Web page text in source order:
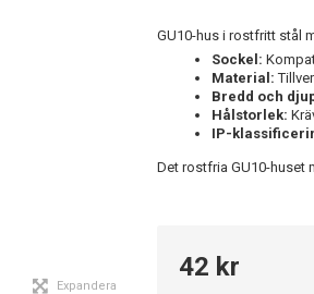
Expandera
GU10-hus i rostfritt stål
Sockel:
Material:
Bredd och
Hålstorlek:
IP-
Det rostfria GU10-huset
42 kr